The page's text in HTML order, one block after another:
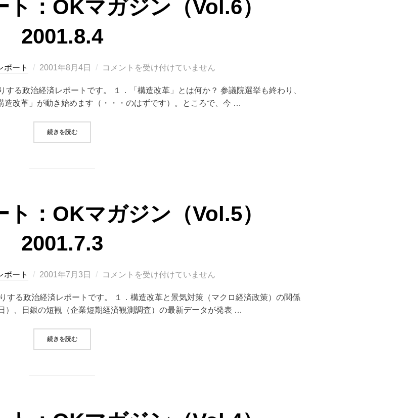
：OKマガジン（Vol.6）
2001.8.4
ポート
投
日:
2001年8月4日 コメントを受け付けていません
る政治経済レポートです。 １．「構造改革」とは何か？ 参議院選挙も終わり、
造改革」が動き始めます（・・・のはずです）。ところで、今 …
続きを読む“政治経済レポート：OKマガジン（VOL.6）2001.8.4”
：OKマガジン（Vol.5）
2001.7.3
ポート
投
日:
2001年7月3日 コメントを受け付けていません
する政治経済レポートです。 １．構造改革と景気対策（マクロ経済政策）の関係
）、日銀の短観（企業短期経済観測調査）の最新データが発表 …
続きを読む“政治経済レポート：OKマガジン（VOL.5）2001.7.3”